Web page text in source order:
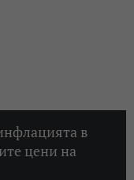
в
цени на